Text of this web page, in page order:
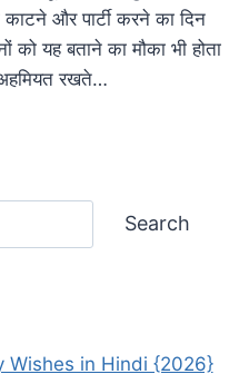
और पार्टी करने का दिन
को यह बताने का मौका भी होता
रखते…
Search
Wishes in Hindi {2026}